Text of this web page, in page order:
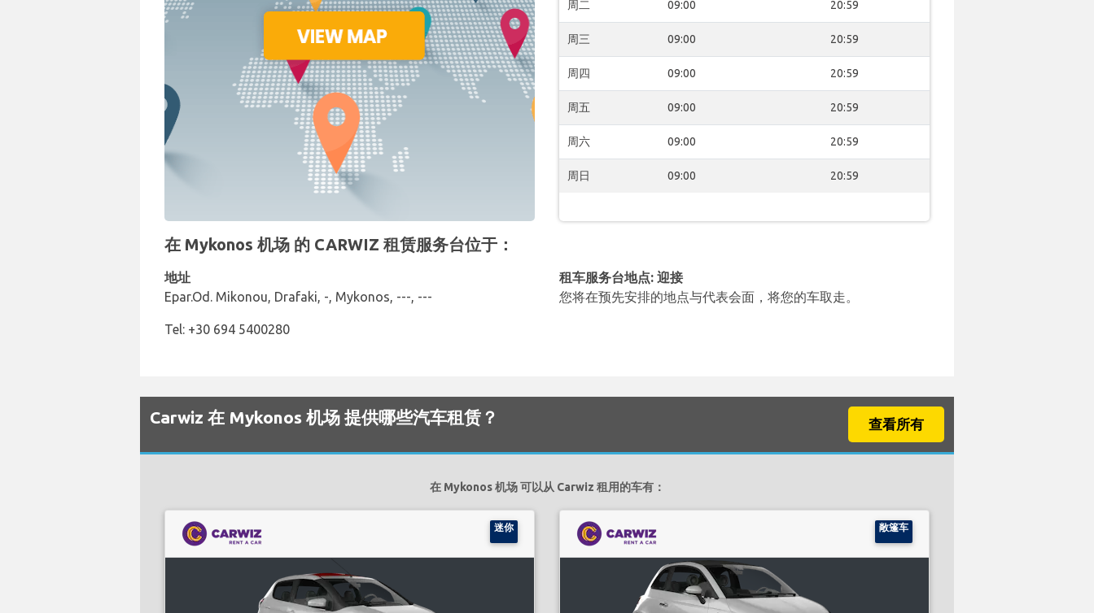
周二 09:00 20:59
周三 09:00 20:59
周四 09:00 20:59
周五 09:00 20:59
周六 09:00 20:59
周日 09:00 20:59
在 Mykonos 机场 的 CARWIZ 租赁服务台位于：
地址
Epar.Od. Mikonou, Drafaki, -, Mykonos, ---, ---
Tel: +30 694 5400280
租车服务台地点: 迎接
您将在预先安排的地点与代表会面，将您的车取走。
Carwiz 在 Mykonos 机场 提供哪些汽车租赁？ 查看所有
在 Mykonos 机场 可以从 Carwiz 租用的车有：
迷你 敞篷车